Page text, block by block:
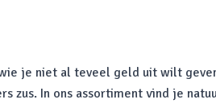
je niet al teveel geld uit wilt
zus. In ons assortiment vind je